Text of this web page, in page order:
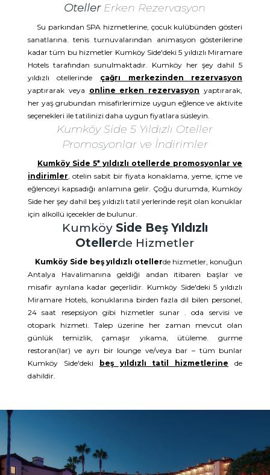
OtellerErken Rezervasyon
Su parkından SPA hizmetlerine, çocuk kulübünden gösteri
sanatlarına. tenis turnuvalarından animasyon gösterilerine
kadar tüm bu hizmetler Kumköy Side'deki 5 yıldızlı Miramare
Hotels tarafından sunulmaktadır. Kumköy her şey dahil 5
yıldızlı otellerinde çağrı merkezinden rezervasyon
yaptırarak veya online erken rezervasyon yaptırarak,
her yaş grubundan misafirlerimize uygun eğlence ve aktivite
seçenekleri ile tatilinizi daha uygun fiyatlara süsleyin.
Kumköy Side 5 Yıldızlı Oteller
Promosyonlar ve İndirimler
Kumköy Side 5* yıldızlı otellerde promosyonlar ve
indirimler , otelin sabit bir fiyata konaklama, yeme, içme ve
eğlenceyi kapsadığı anlamına gelir. Çoğu durumda, Kumköy
Side her şey dahil beş yıldızlı tatil yerlerinde reşit olan konuklar
için alkollü içecekler de bulunur.
Kumköy Side Beş Yıldızlı
Otellerde Hizmetler
Kumköy Side beş yıldızlı otellerde hizmetler, konuğun
Antalya Havalimanına geldiği andan itibaren başlar ve
misafir ayrılana kadar geçerlidir. Kumköy Side'deki 5 yıldızlı
Miramare Hotels, konuklarına birden fazla dil bilen personel,
24 saat resepsiyon gibi hizmetler sunar . oda servisi ve
otopark hizmeti. Talep üzerine her zaman mevcut olan
günlük temizlik, çamaşır yıkama, ütüleme. gurme
restoran(lar) ve ayrı bir lounge ve/veya bar – tüm bunlar
Kumköy Side'deki
beş yıldızlı tatil hizmetlerine de
dahildir.